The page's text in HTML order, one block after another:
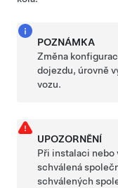
POZNÁMKA
Změna
dojezdu, úrovně
vozu.
UPOZORNĚNÍ
Při instalaci nebo
schválená
schválených